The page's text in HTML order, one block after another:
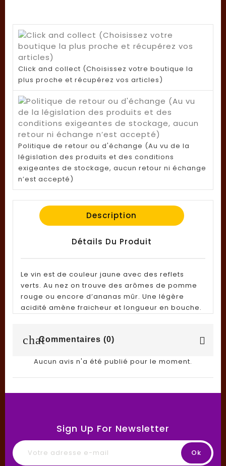
Click and collect (Choisissez votre boutique la
plus proche et récupérez vos articles)
Politique de retour ou d'échange (Au vu de la
législation des produits et des conditions
exigeantes de stockage, aucun retour ni échange
n’est accepté)
Description
Détails Du Produit
Le vin est de couleur jaune avec des reflets
verts. Au nez on trouve des arômes de pomme
rouge ou encore d’ananas mûr. Une légère
acidité amène fraicheur et longueur en bouche.
chatCommentaires (0)
Aucun avis n'a été publié pour le moment.
Sign Up For Newsletter